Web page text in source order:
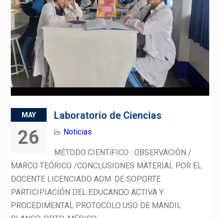
MAY
26
Laboratorio de Ciencias
Noticias
MÉTODO CIENTíFICO : OBSERVACIÓN /
MARCO TEÓRICO /CONCLUSIONES MATERIAL POR EL
DOCENTE LICENCIADO ADM. DE SOPORTE
PARTICIPIACIÓN DEL EDUCANDO ACTIVA Y
PROCEDIMENTAL PROTOCOLO USO DE MANDIL